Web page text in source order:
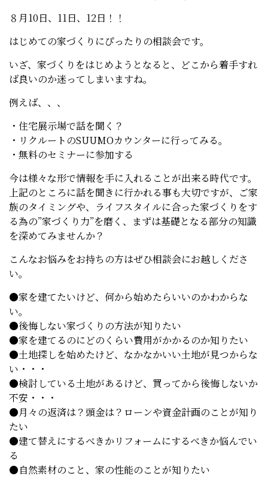
８月10日、11日、12日！！
はじめての家づくりにぴったりの相談会です。
いざ、家づくりをはじめようとなると、どこから着手すれ
ば良いのか迷ってしまいますね。
例えば、、、
・住宅展示場で話を聞く？
・リクルートのSUUMOカウンターに行ってみる。
・無料のセミナーに参加する
今は様々な形で情報を手に入れることが出来る時代です。
上記のところに話を聞きに行かれる事も大切ですが、ご家
族のタイミングや、ライフスタイルに合った家づくりをす
る為の”家づくり力”を磨く、まずは基礎となる部分の知識
を深めてみませんか？
こんなお悩みをお持ちの方はぜひ相談会にお越しくださ
い。
●家を建てたいけど、何から始めたらいいのかわからな
い。
●後悔しない家づくりの方法が知りたい
●家を建てるのにどのくらい費用がかかるのか知りたい
●土地探しを始めたけど、なかなかいい土地が見つからな
い・・・
●検討している土地があるけど、買ってから後悔しないか
不安・・・
●月々の返済は？頭金は？ローンや資金計画のことが知り
たい
●建て替えにするべきかリフォームにするべきか悩んでい
る
●自然素材のこと、家の性能のことが知りたい